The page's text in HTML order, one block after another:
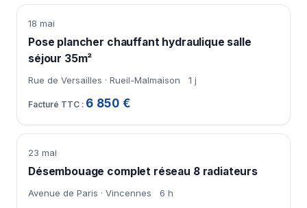
18 mai
Pose plancher chauffant hydraulique salle
séjour 35m²
Rue de Versailles · Rueil-Malmaison 1 j
6 850 €
23 mai
Désembouage complet réseau 8 radiateurs
Avenue de Paris · Vincennes 6 h